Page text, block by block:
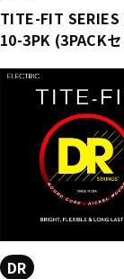
TITE-FIT SERIES
10-3PK (3PACK
DR